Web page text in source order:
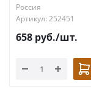
Россия
Артикул: 252451
658 руб./шт.